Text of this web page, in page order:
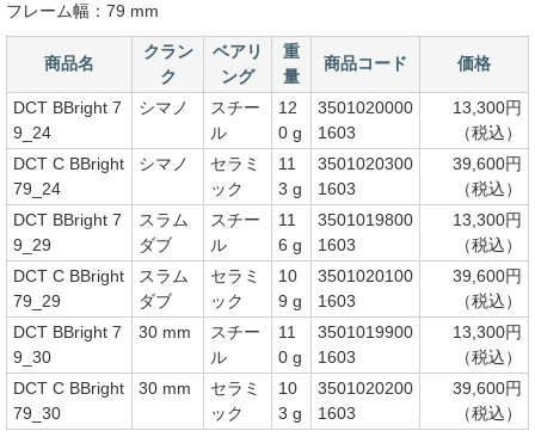
フレーム幅：79 mm
商品名
クラン
ク
ベアリ
ング
重
量
商品コード 価格
DCT BBright 7
9_24
シマノ
スチー
ル
12
0 g
3501020000
1603
13,300円
（税込）
DCT C BBright
79_24
シマノ
セラミ
ック
11
3 g
3501020300
1603
39,600円
（税込）
DCT BBright 7
9_29
スラム
ダブ
スチー
ル
11
6 g
3501019800
1603
13,300円
（税込）
DCT C BBright
79_29
スラム
ダブ
セラミ
ック
10
9 g
3501020100
1603
39,600円
（税込）
DCT BBright 7
9_30
30 mm
スチー
ル
11
0 g
3501019900
1603
13,300円
（税込）
DCT C BBright
79_30
30 mm
セラミ
ック
10
3 g
3501020200
1603
39,600円
（税込）